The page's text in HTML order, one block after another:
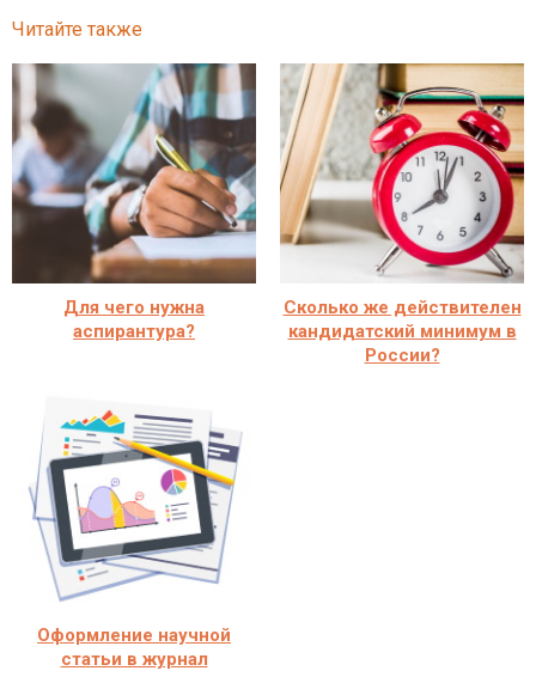
Читайте также
Для чего нужна
аспирантура?
Сколько же действителен
кандидатский минимум в
России?
Оформление научной
статьи в журнал